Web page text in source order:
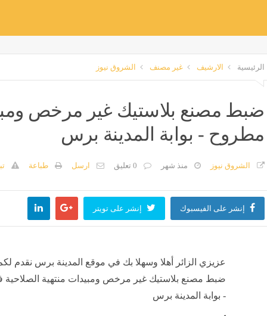
الرئيسية الارشيف غير مصنف الشروق نيوز
ضبط مصنع بلاستيك غير مرخص
مطروح - بوابة المدينة برس
الشروق نيوز منذ شهر 0 تعليق ارسل طباعة
إنشر على الفيسبوك إنشر على تويتر
عزيزي الزائر أهلا وسهلا بك في موقع المدينة برس نقدم
ضبط مصنع بلاستيك غير مرخص ومبيدات منتهية
- بوابة المدينة برس